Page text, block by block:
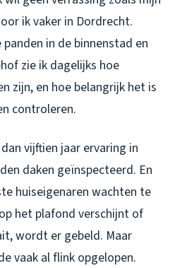
ik vaker in Dordrecht.
in de binnenstad en
zie ik dagelijks hoe
zijn, en hoe belangrijk het is
controleren.
vijftien jaar ervaring in
daken geïnspecteerd. En
huiseigenaren wachten te
het plafond verschijnt of
wordt er gebeld. Maar
vaak al flink opgelopen.